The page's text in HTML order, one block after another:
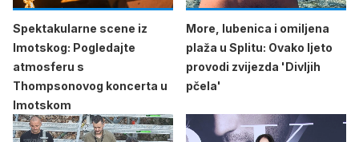
Spektakularne scene iz
Imotskog: Pogledajte
atmosferu s
Thompsonovog koncerta u
Imotskom
More, lubenica i omiljena
plaža u Splitu: Ovako ljeto
provodi zvijezda 'Divljih
pčela'